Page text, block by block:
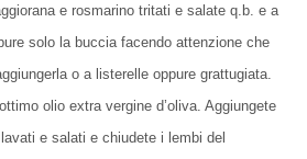
e rosmarino tritati e salate q.b. e a
solo la buccia facendo attenzione che
o a listerelle oppure grattugiata.
olio extra vergine d’oliva. Aggiungete
e salati e chiudete i lembi del